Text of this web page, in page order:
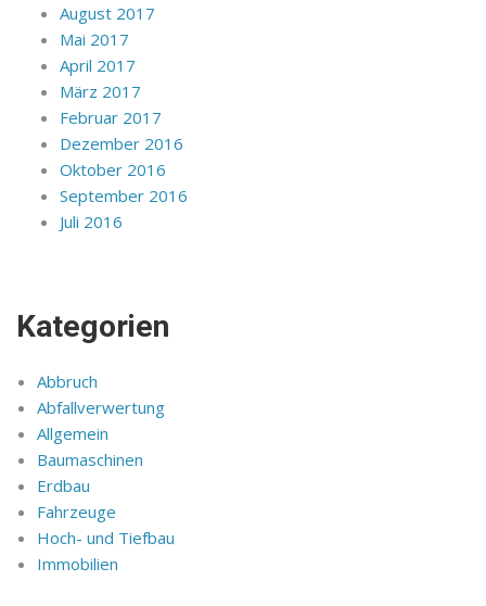
August 2017
Mai 2017
April 2017
März 2017
Februar 2017
Dezember 2016
Oktober 2016
September 2016
Juli 2016
Kategorien
Abbruch
Abfallverwertung
Allgemein
Baumaschinen
Erdbau
Fahrzeuge
Hoch- und Tiefbau
Immobilien